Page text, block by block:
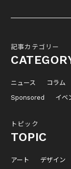
記事カテゴリー
ニュース コラム
Sponsored
イベ
トピック
TOPIC
アート デザイン